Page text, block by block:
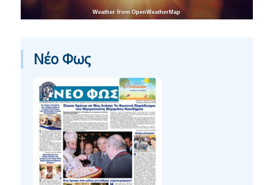
Weather from OpenWeatherMap
Νέο Φως